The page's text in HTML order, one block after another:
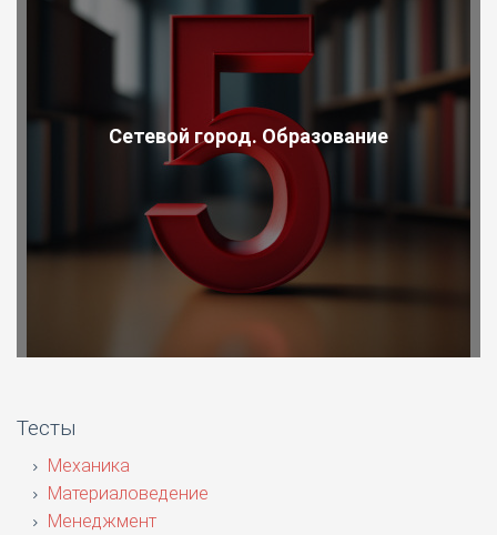
Сетевой город. Образование
Тесты
Механика
Материаловедение
Менеджмент